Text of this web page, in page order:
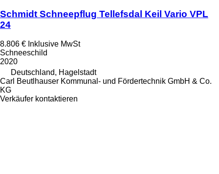
Schmidt Schneepflug Tellefsdal Keil Vario VPL
24
8.806 € Inklusive MwSt
Schneeschild
2020
Deutschland, Hagelstadt
Carl Beutlhauser Kommunal- und Fördertechnik GmbH & Co.
KG
Verkäufer kontaktieren